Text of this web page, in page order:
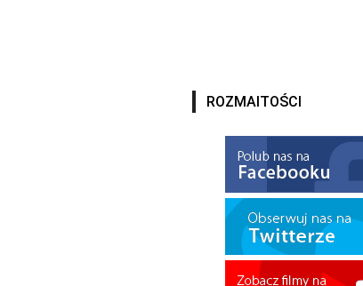
ROZMAITOŚCI